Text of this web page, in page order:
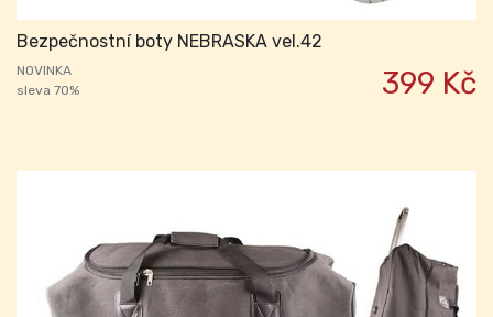
Bezpečnostní boty NEBRASKA vel.42
NOVINKA
sleva 70%
399 Kč